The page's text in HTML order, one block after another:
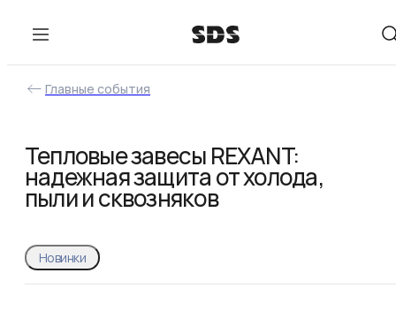
Главные события
Тепловые завесы REXANT:
надежная защита от холода,
пыли и сквозняков
Новинки